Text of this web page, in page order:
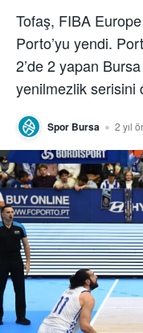
Tofaş, FIBA
Porto’yu yendi.
2’de 2 yapan
yenilmezlik serisini
Spor Bursa 2 yıl